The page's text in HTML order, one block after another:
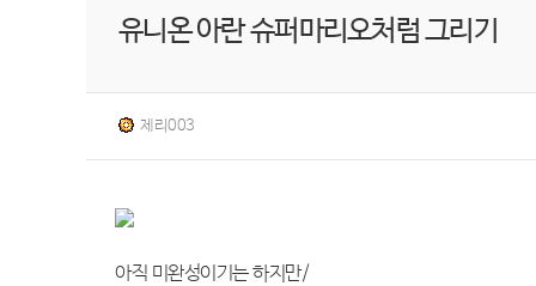
유니온 아란 슈퍼마리오처럼 그리기
제리003
아직 미완성이기는 하지만/